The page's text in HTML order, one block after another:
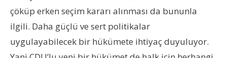
çöküp erken seçim kararı alınması da bununla
ilgili. Daha güçlü ve sert politikalar
uygulayabilecek bir hükümete ihtiyaç duyuluyor.